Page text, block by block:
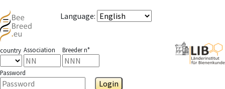
Language:
country Association Breeder n°
Password
Login